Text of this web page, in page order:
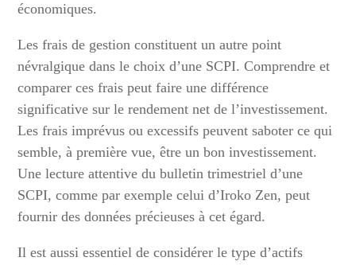
économiques.
Les frais de gestion constituent un autre point
névralgique dans le choix d’une SCPI. Comprendre et
comparer ces frais peut faire une différence
significative sur le rendement net de l’investissement.
Les frais imprévus ou excessifs peuvent saboter ce qui
semble, à première vue, être un bon investissement.
Une lecture attentive du bulletin trimestriel d’une
SCPI, comme par exemple celui d’Iroko Zen, peut
fournir des données précieuses à cet égard.
Il est aussi essentiel de considérer le type d’actifs